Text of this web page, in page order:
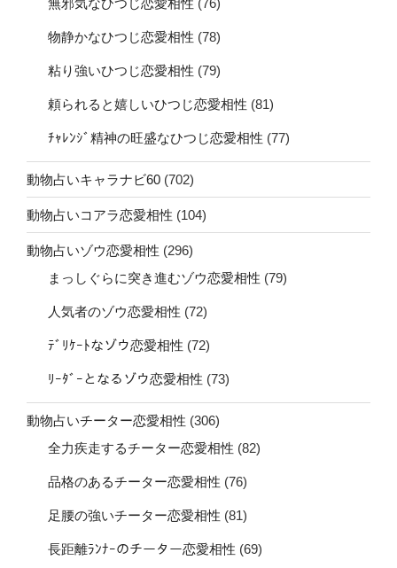
無邪気なひつじ恋愛相性 (76)
物静かなひつじ恋愛相性 (78)
粘り強いひつじ恋愛相性 (79)
頼られると嬉しいひつじ恋愛相性 (81)
ﾁｬﾚﾝｼﾞ精神の旺盛なひつじ恋愛相性 (77)
動物占いキャラナビ60 (702)
動物占いコアラ恋愛相性 (104)
動物占いゾウ恋愛相性 (296)
まっしぐらに突き進むゾウ恋愛相性 (79)
人気者のゾウ恋愛相性 (72)
ﾃﾞﾘｹｰﾄなゾウ恋愛相性 (72)
ﾘｰﾀﾞｰとなるゾウ恋愛相性 (73)
動物占いチーター恋愛相性 (306)
全力疾走するチーター恋愛相性 (82)
品格のあるチーター恋愛相性 (76)
足腰の強いチーター恋愛相性 (81)
長距離ﾗﾝﾅｰのチーター恋愛相性 (69)